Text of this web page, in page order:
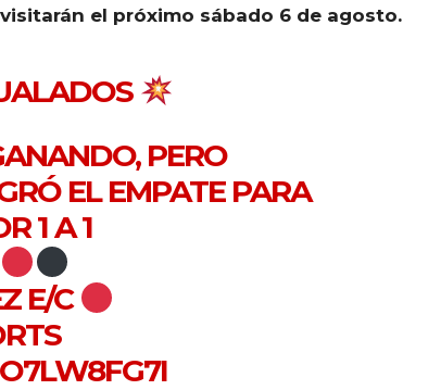
el próximo sábado 6 de agosto.
PERO
EL EMPATE PARA
1 A 1
E/C